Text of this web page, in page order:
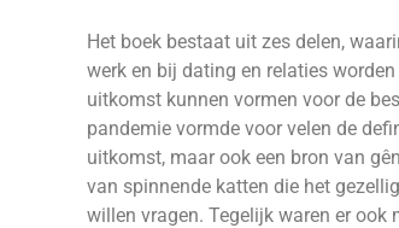
Het boek bestaat uit zes delen,
werk en bij dating en relaties
uitkomst kunnen vormen voor de
pandemie vormde voor velen de
uitkomst, maar ook een bron van
van spinnende katten die het
willen vragen. Tegelijk waren er ook